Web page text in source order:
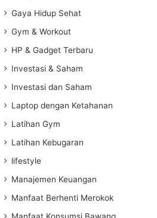
Gaya Hidup Sehat
Gym & Workout
HP & Gadget Terbaru
Investasi & Saham
Investasi dan Saham
Laptop dengan Ketahanan
Latihan Gym
Latihan Kebugaran
lifestyle
Manajemen Keuangan
Manfaat Berhenti Merokok